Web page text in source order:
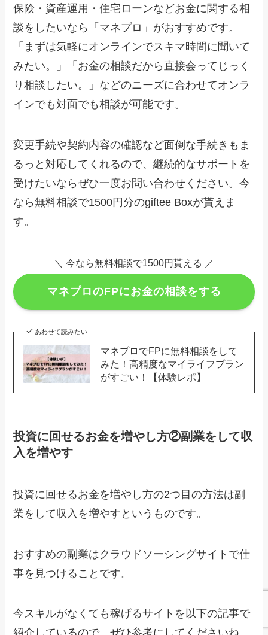
保険・資産運用・住宅ローンなどお金に関する相
談をしたいなら「マネプロ」がおすすめです。
「まずは気軽にオンラインでスキマ時間に聞いて
みたい。」「お金の相談だから直接会ってじっく
り相談したい。」などのニーズに合わせてオンラ
インでも対面でも相談が可能です。
変更手続や契約内容の確認など面倒な手続きもま
るっと対応してくれるので、継続的なサポートを
受けたいならぜひ一度お問い合わせください。今
なら無料相談で1500円分のgiftee Boxが貰えま
す。
＼ 今なら無料相談で1500円貰える ／
マネプロのFPにお金の相談をする
あわせて読みたい
マネプロでFPに無料相談をして
みた！高精度なマイライフプラン
がすごい！【体験レポ】
投資に回せるお金を増やし方②副業をして収
入を増やす
投資に回せるお金を増やし方の2つ目の方法は副
業をして収入を増やすというものです。
おすすめの副業はクラウドソーシングサイトで仕
事を見つけることです。
今スキルがなくても稼げるサイトを以下の記事で